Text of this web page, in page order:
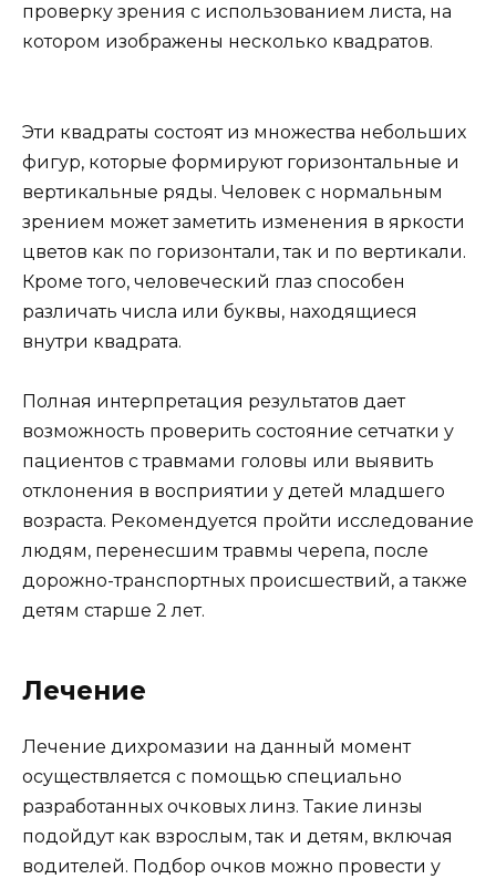
проверку зрения с использованием листа, на
котором изображены несколько квадратов.
Эти квадраты состоят из множества небольших
фигур, которые формируют горизонтальные и
вертикальные ряды. Человек с нормальным
зрением может заметить изменения в яркости
цветов как по горизонтали, так и по вертикали.
Кроме того, человеческий глаз способен
различать числа или буквы, находящиеся
внутри квадрата.
Полная интерпретация результатов дает
возможность проверить состояние сетчатки у
пациентов с травмами головы или выявить
отклонения в восприятии у детей младшего
возраста. Рекомендуется пройти исследование
людям, перенесшим травмы черепа, после
дорожно-транспортных происшествий, а также
детям старше 2 лет.
Лечение
Лечение дихромазии на данный момент
осуществляется с помощью специально
разработанных очковых линз. Такие линзы
подойдут как взрослым, так и детям, включая
водителей. Подбор очков можно провести у